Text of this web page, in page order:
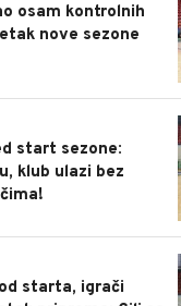
osam kontrolnih
nove sezone
start sezone:
klub ulazi bez
starta, igrači